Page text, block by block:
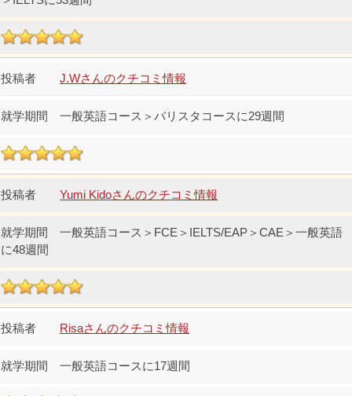
J.Wさんのクチコミ情報
一般英語コース＞バリスタコースに29週間
Yumi Kidoさんのクチコミ情報
一般英語コース＞FCE＞IELTS/EAP＞CAE＞一般英語
に48週間
Risaさんのクチコミ情報
一般英語コースに17週間